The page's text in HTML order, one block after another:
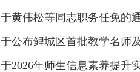
黄伟松等同志职务任免的
公布鲤城区首批教学名师
2026年师生信息素养提升